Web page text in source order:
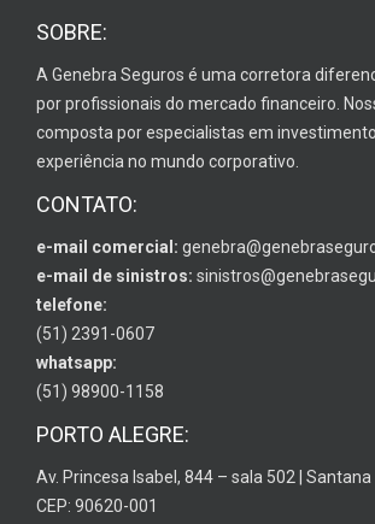
SOBRE:
A Genebra Seguros é uma corretora
por profissionais do mercado financeiro.
composta por especialistas em
experiência no mundo corporativo.
CONTATO:
e-mail comercial:
e-mail de sinistros:
telefone:
(51) 2391-0607
whatsapp:
(51) 98900-1158
PORTO ALEGRE:
Av. Princesa Isabel, 844 – sala 502 | Santana
CEP: 90620-001